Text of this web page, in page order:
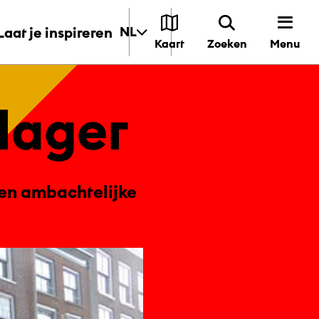
je inspireren NL
Kaart Zoeken Menu
ambachtelijke